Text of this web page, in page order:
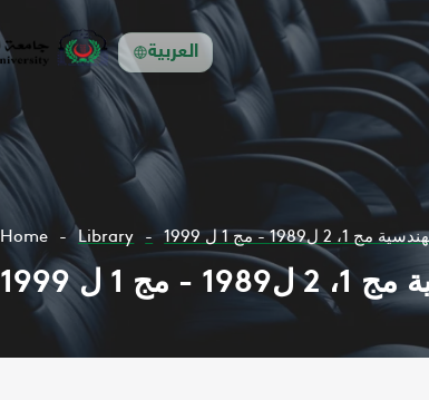
العربية
Home Library - مج 1 ل 1999
ل 1999